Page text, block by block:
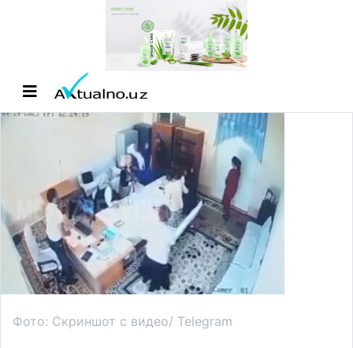
Фото: Скриншот с видео/ Telegram